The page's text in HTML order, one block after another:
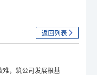
返回列表
难，筑公司发展根基